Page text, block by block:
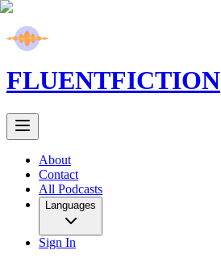
FLUENTFICTION
About
Contact
All Podcasts
Languages
Sign In